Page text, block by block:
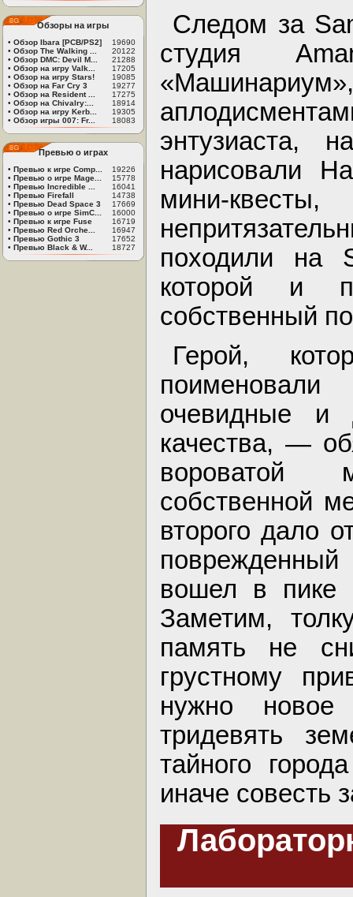
Обзоры на игры
• Обзор Ibara [PCB/PS2]
19690
• Обзор The Walking ...
20122
• Обзор DMC: Devil M...
21288
• Обзор на игру Valk...
17205
• Обзор на игру Stars!
19085
• Обзор на Far Cry 3
19277
• Обзор на Resident ...
17275
• Обзор на Chivalry:...
18914
• Обзор на игру Kerb...
19305
• Обзор игры 007: Fr... 18083
Превью о играх
• Превью к игре Comp...
19226
• Превью о игре Mage...
15778
• Превью Incredible ...
16041
• Превью Firefall
14738
• Превью Dead Space 3
17669
• Превью о игре SimC...
16000
• Превью к игре Fuse
16719
• Превью Red Orche...
16947
• Превью Gothic 3
17652
• Превью Black & W... 18727
Следом за
студия
энтузиаста,
нарисовали
мини-
походили на
которой и
собственный
Герой,
очевидные и
качества, —
вороватой
собственной
второго дало
вошел в пике
Заметим,
память не
грустному
нужно
тридевять
тайного
иначе совесть